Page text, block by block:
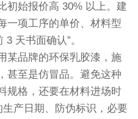
初始报价高 30% 以上。建
一项工序的单价、材料型
天书面确认”。
某品牌的环保乳胶漆，施
甚至是仿冒品。避免这种
规格，还要在材料进场时
产日期、防伪标识，必要